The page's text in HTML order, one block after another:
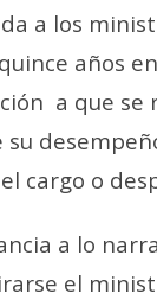
a los
años
a que
su
cargo o
a lo
el